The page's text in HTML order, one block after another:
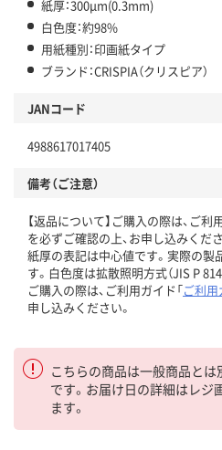
紙厚：300μm(0.3mm)
白色度：約98%
用紙種別：印画紙タイプ
ブランド：CRISPIA（クリスピア）
JANコード
4988617017405
備考（ご注意）
【返品について】ご購入の際は、ご利
を必ずご確認の上、お申し込みくださ
紙厚の表記は中心値です。実際の製
す。白色度は拡散照明方式（JIS P
ご購入の際は、ご利用ガイド「ご利用
申し込みください。
こちらの商品は一般商品と
です。お届け日の詳細はレジ
ます。